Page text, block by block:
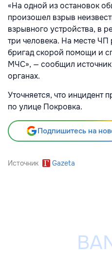
«На одной из остановок
произошел взрыв
взрывного устройства, в
три человека. На месте ЧП
бригад скорой помощи и
МЧС», — сообщил
органах.
Уточняется, что инцидент
по улице Покровка.
Подпишитесь на
Источник Gazeta